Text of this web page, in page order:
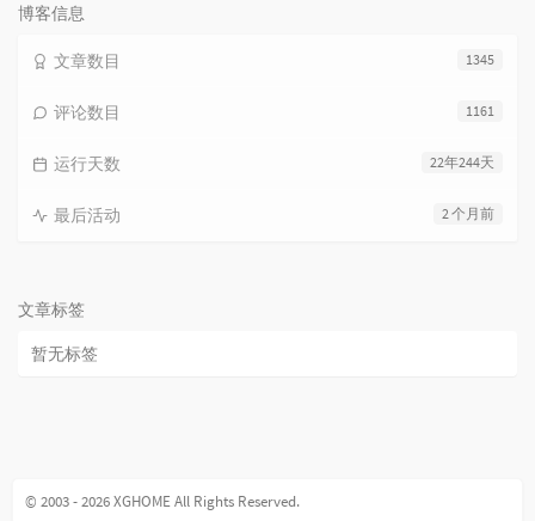
博客信息
1345
文章数目
1161
评论数目
22年244天
运行天数
2 个月前
最后活动
文章标签
暂无标签
© 2003 - 2026 XGHOME All Rights Reserved.